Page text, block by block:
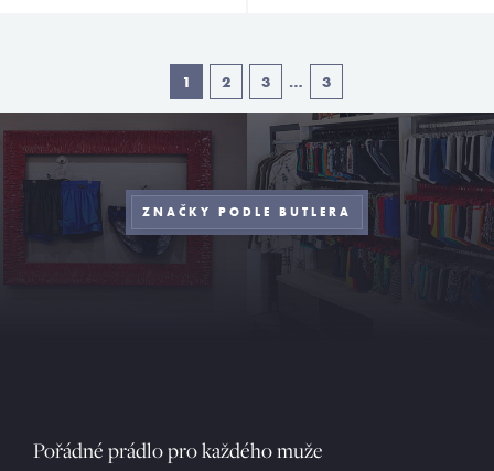
1 2 3 … 3
ZNAČKY PODLE BUTLERA
Pořádné prádlo pro každého muže